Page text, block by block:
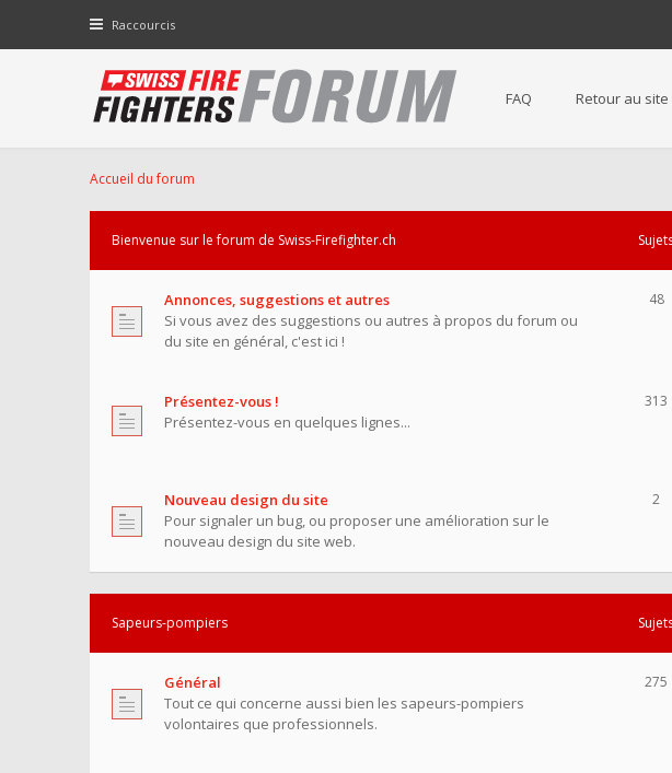
Raccourcis
FAQ Retour au site
Accueil du forum
Bienvenue sur le forum de Swiss-Firefighter.ch
Annonces, suggestions et autres
Si vous avez des suggestions ou autres à propos du forum ou
du site en général, c'est ici !
48
Présentez-vous !
Présentez-vous en quelques lignes...
313
Nouveau design du site
Pour signaler un bug, ou proposer une amélioration sur le
nouveau design du site web.
2
Sapeurs-pompiers
Général
Tout ce qui concerne aussi bien les sapeurs-pompiers
volontaires que professionnels.
275